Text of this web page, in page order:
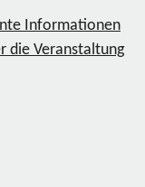
Informationen
die Veranstaltung